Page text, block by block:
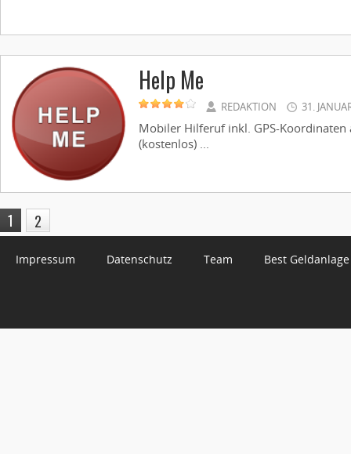
Help Me
REDAKTION 31.
Mobiler Hilferuf inkl. GPS-Koordinaten
(kostenlos) ...
1 2
Impressum Datenschutz Team Best Geldanlage